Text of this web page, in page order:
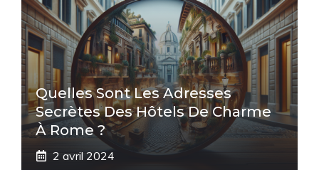
Quelles Sont Les Adresses
Secrètes Des Hôtels De Charme
À Rome ?
2 avril 2024